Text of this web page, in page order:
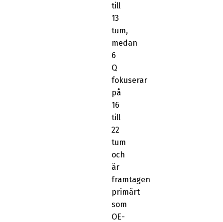
till
13
tum,
medan
6
Q
fokuserar
på
16
till
22
tum
och
är
framtagen
primärt
som
OE-